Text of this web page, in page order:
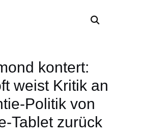
kontert:
weist Kritik an
Politik von
Tablet zurück